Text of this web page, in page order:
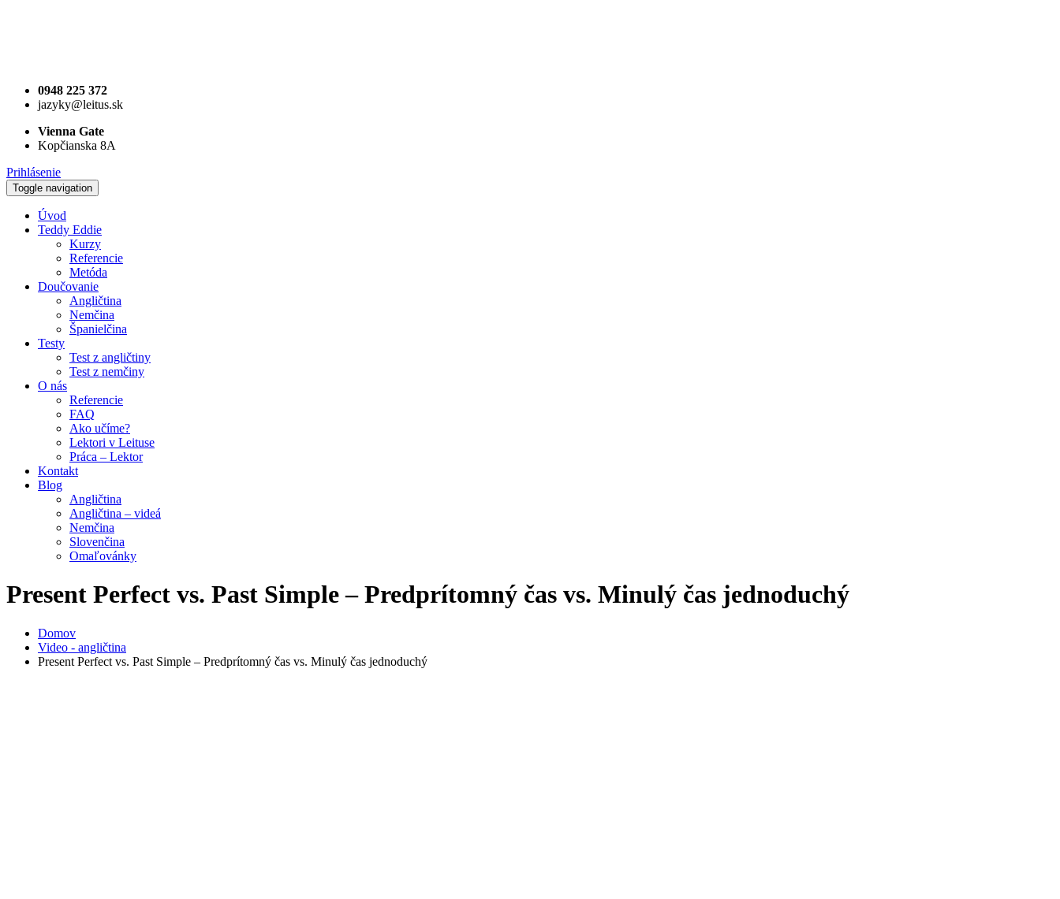
0948 225 372
jazyky@leitus.sk
Vienna Gate
Kopčianska 8A
Prihlásenie
Toggle navigation
Úvod
Teddy Eddie
Kurzy
Referencie
Metóda
Doučovanie
Angličtina
Nemčina
Španielčina
Testy
Test z angličtiny
Test z nemčiny
O nás
Referencie
FAQ
Ako učíme?
Lektori v Leituse
Práca – Lektor
Kontakt
Blog
Angličtina
Angličtina – videá
Nemčina
Slovenčina
Omaľovánky
Present Perfect vs. Past Simple – Predprítomný čas vs. Minulý čas jednoduchý
Domov
Video - angličtina
Present Perfect vs. Past Simple – Predprítomný čas vs. Minulý čas jednoduchý